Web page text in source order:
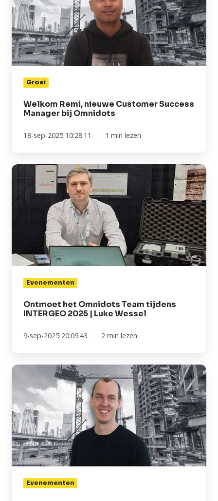
Customer
Success
Manager
bij
Omnidots
Groei
Welkom Remi, nieuwe Customer Success
Manager bij Omnidots
18-sep-2025 10:28:11 1 min lezen
Ontmoet
Omnidots
INTERGEO
|
Luke
WesselEvenementen
Ontmoet het Omnidots Team tijdens
INTERGEO 2025 | Luke Wessel
9-sep-2025 20:09:43 2 min lezen
Ontmoet
Omnidots
Team
tijdens
INTERGEO
2025
|
Ren
Keyport
Evenementen